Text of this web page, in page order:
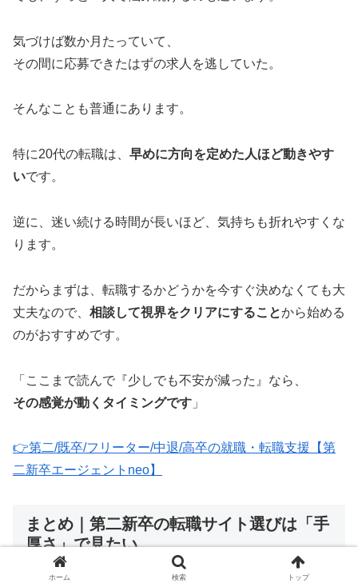
気づけば数か月たっていて、
その間に応募できたはずの求人を逃していた。
そんなことも普通にあります。
特に20代の転職は、 早めに方向を定めた人ほど動きやす
いです。
逆に、迷い続ける時間が長いほど、気持ちも折れやすくな
ります。
だからまずは、転職するかどうかを今すぐ決めなくても大
丈夫なので、 相談して視界をクリアにすることから始める
のがおすすめです。
「ここまで読んで『少しでも不安が減った』なら、
その感覚が動くタイミングです 」
👉第二/既卒/フリーター/中退/高卒の就職・転職支援【第
二新卒エージェントneo】
まとめ｜第二新卒の転職サイト選びは「手
厚さ」で見たい
ホーム 検索 トップ